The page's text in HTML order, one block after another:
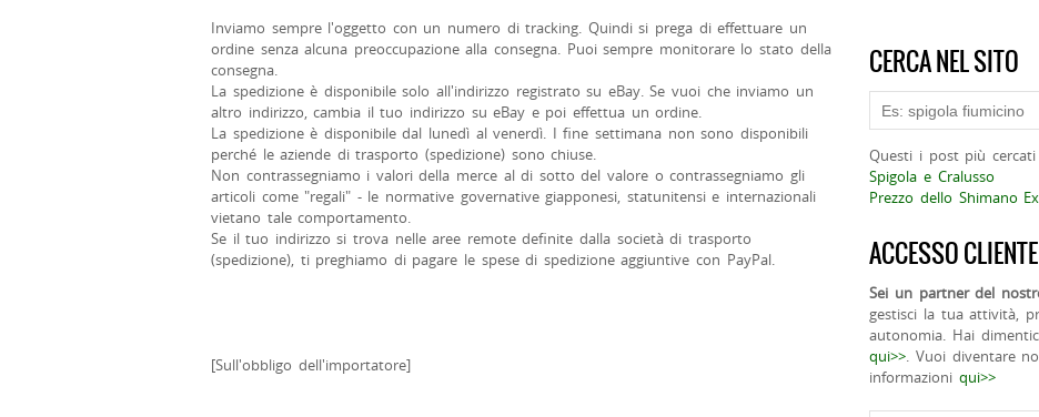
Inviamo sempre l'oggetto con un numero di tracking. Quindi si prega di effettuare un
ordine senza alcuna preoccupazione alla consegna. Puoi sempre monitorare lo stato della
consegna.
La spedizione è disponibile solo all'indirizzo registrato su eBay. Se vuoi che inviamo un
altro indirizzo, cambia il tuo indirizzo su eBay e poi effettua un ordine.
La spedizione è disponibile dal lunedì al venerdì. I fine settimana non sono disponibili
perché le aziende di trasporto (spedizione) sono chiuse.
Non contrassegniamo i valori della merce al di sotto del valore o contrassegniamo gli
articoli come "regali" - le normative governative giapponesi, statunitensi e internazionali
vietano tale comportamento.
Se il tuo indirizzo si trova nelle aree remote definite dalla società di trasporto
(spedizione), ti preghiamo di pagare le spese di spedizione aggiuntive con PayPal.
[Sull'obbligo dell'importatore]
CERCA NEL SITO
Questi i post più cercati
Spigola e Cralusso
Prezzo dello Shimano
ACCESSO CLIENTE
Sei un partner del
gestisci la tua attività,
autonomia. Hai
qui>>. Vuoi diventare
informazioniqui>>